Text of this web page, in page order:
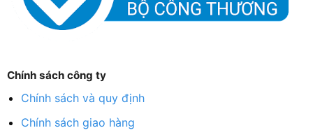
Chính sách công ty
Chính sách và quy định
Chính sách giao hàng